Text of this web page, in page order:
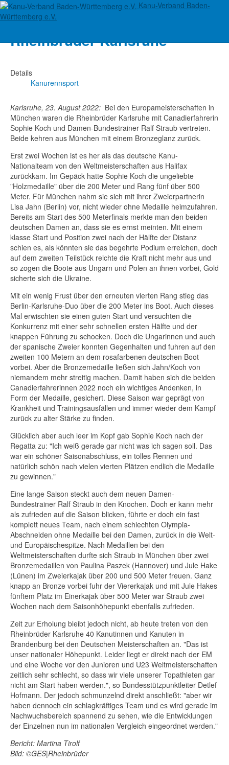
Kanu-Verband Baden-
Württemberg e.V.
Bronzener EM-Glanz für
Rheinbrüder Karlsruhe
Details
Kanurennsport
Karlsruhe, 23. August 2022: Bei den Europameisterschaften in
München waren die Rheinbrüder Karlsruhe mit Canadierfahrerin
Sophie Koch und Damen-Bundestrainer Ralf Straub vertreten.
Beide kehren aus München mit einem Bronzeglanz zurück.
Erst zwei Wochen ist es her als das deutsche Kanu-
Nationalteam von den Weltmeisterschaften aus Halifax
zurückkam. Im Gepäck hatte Sophie Koch die ungeliebte
"Holzmedaille" über die 200 Meter und Rang fünf über 500
Meter. Für München nahm sie sich mit ihrer Zweierpartnerin
Lisa Jahn (Berlin) vor, nicht wieder ohne Medaille heimzufahren.
Bereits am Start des 500 Meterfinals merkte man den beiden
deutschen Damen an, dass sie es ernst meinten. Mit einem
klasse Start und Position zwei nach der Hälfte der Distanz
schien es, als könnten sie das begehrte Podium erreichen, doch
auf dem zweiten Teilstück reichte die Kraft nicht mehr aus und
so zogen die Boote aus Ungarn und Polen an ihnen vorbei, Gold
sicherte sich die Ukraine.
Mit ein wenig Frust über den erneuten vierten Rang stieg das
Berlin-Karlsruhe-Duo über die 200 Meter ins Boot. Auch dieses
Mal erwischten sie einen guten Start und versuchten die
Konkurrenz mit einer sehr schnellen ersten Hälfte und der
knappen Führung zu schocken. Doch die Ungarinnen und auch
der spanische Zweier konnten Gegenhalten und fuhren auf den
zweiten 100 Metern an dem rosafarbenen deutschen Boot
vorbei. Aber die Bronzemedaille ließen sich Jahn/Koch von
niemandem mehr streitig machen. Damit haben sich die beiden
Canadierfahrerinnen 2022 noch ein wichtiges Andenken, in
Form der Medaille, gesichert. Diese Saison war geprägt von
Krankheit und Trainingsausfällen und immer wieder dem Kampf
zurück zu alter Stärke zu finden.
Glücklich aber auch leer im Kopf gab Sophie Koch nach der
Regatta zu: "Ich weiß gerade gar nicht was ich sagen soll. Das
war ein schöner Saisonabschluss, ein tolles Rennen und
natürlich schön nach vielen vierten Plätzen endlich die Medaille
zu gewinnen."
Eine lange Saison steckt auch dem neuen Damen-
Bundestrainer Ralf Straub in den Knochen. Doch er kann mehr
als zufrieden auf die Saison blicken, führte er doch ein fast
komplett neues Team, nach einem schlechten Olympia-
Abschneiden ohne Medaille bei den Damen, zurück in die Welt-
und Europäischespitze. Nach Medaillen bei den
Weltmeisterschaften durfte sich Straub in München über zwei
Bronzemedaillen von Paulina Paszek (Hannover) und Jule Hake
(Lünen) im Zweierkajak über 200 und 500 Meter freuen. Ganz
knapp an Bronze vorbei fuhr der Viererkajak und mit Jule Hakes
fünftem Platz im Einerkajak über 500 Meter war Straub zwei
Wochen nach dem Saisonhöhepunkt ebenfalls zufrieden.
Zeit zur Erholung bleibt jedoch nicht, ab heute treten von den
Rheinbrüder Karlsruhe 40 Kanutinnen und Kanuten in
Brandenburg bei den Deutschen Meisterschaften an. "Das ist
unser nationaler Höhepunkt. Leider liegt er direkt nach der EM
und eine Woche vor den Junioren und U23 Weltmeisterschaften
zeitlich sehr schlecht, so dass wir viele unserer Topathleten gar
nicht am Start haben werden.", so Bundesstützpunktleiter Detlef
Hofmann. Der jedoch schmunzelnd direkt anschließt: "aber wir
haben dennoch ein schlagkräftiges Team und es wird gerade im
Nachwuchsbereich spannend zu sehen, wie die Entwicklungen
der Einzelnen nun im nationalen Vergleich eingeordnet werden."
Bericht: Martina Tirolf
Bild: ©GES|Rheinbrüder